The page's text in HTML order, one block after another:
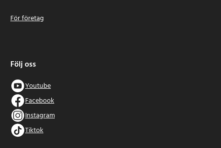
För företag
Följ oss
Youtube
Facebook
Instagram
Tiktok